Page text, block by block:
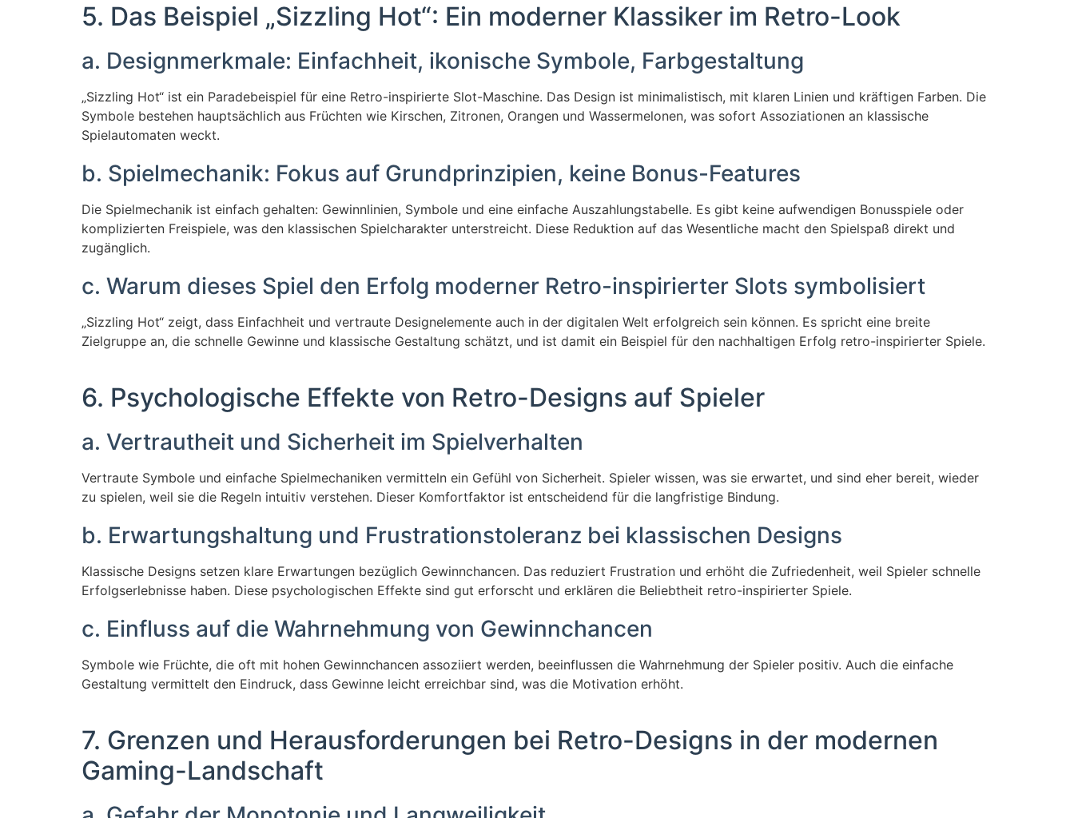
5. Das Beispiel „Sizzling Hot“: Ein moderner Klassiker im Retro-Look
a. Designmerkmale: Einfachheit, ikonische Symbole, Farbgestaltung
„Sizzling Hot“ ist ein Paradebeispiel für eine Retro-inspirierte Slot-Maschine. Das Design ist minimalistisch, mit klaren Linien und kräftigen Farben. Die
Symbole bestehen hauptsächlich aus Früchten wie Kirschen, Zitronen, Orangen und Wassermelonen, was sofort Assoziationen an klassische
Spielautomaten weckt.
b. Spielmechanik: Fokus auf Grundprinzipien, keine Bonus-Features
Die Spielmechanik ist einfach gehalten: Gewinnlinien, Symbole und eine einfache Auszahlungstabelle. Es gibt keine aufwendigen Bonusspiele oder
komplizierten Freispiele, was den klassischen Spielcharakter unterstreicht. Diese Reduktion auf das Wesentliche macht den Spielspaß direkt und
zugänglich.
c. Warum dieses Spiel den Erfolg moderner Retro-inspirierter Slots symbolisiert
„Sizzling Hot“ zeigt, dass Einfachheit und vertraute Designelemente auch in der digitalen Welt erfolgreich sein können. Es spricht eine breite
Zielgruppe an, die schnelle Gewinne und klassische Gestaltung schätzt, und ist damit ein Beispiel für den nachhaltigen Erfolg retro-inspirierter Spiele.
6. Psychologische Effekte von Retro-Designs auf Spieler
a. Vertrautheit und Sicherheit im Spielverhalten
Vertraute Symbole und einfache Spielmechaniken vermitteln ein Gefühl von Sicherheit. Spieler wissen, was sie erwartet, und sind eher bereit, wieder
zu spielen, weil sie die Regeln intuitiv verstehen. Dieser Komfortfaktor ist entscheidend für die langfristige Bindung.
b. Erwartungshaltung und Frustrationstoleranz bei klassischen Designs
Klassische Designs setzen klare Erwartungen bezüglich Gewinnchancen. Das reduziert Frustration und erhöht die Zufriedenheit, weil Spieler schnelle
Erfolgserlebnisse haben. Diese psychologischen Effekte sind gut erforscht und erklären die Beliebtheit retro-inspirierter Spiele.
c. Einfluss auf die Wahrnehmung von Gewinnchancen
Symbole wie Früchte, die oft mit hohen Gewinnchancen assoziiert werden, beeinflussen die Wahrnehmung der Spieler positiv. Auch die einfache
Gestaltung vermittelt den Eindruck, dass Gewinne leicht erreichbar sind, was die Motivation erhöht.
7. Grenzen und Herausforderungen bei Retro-Designs in der modernen
Gaming-Landschaft